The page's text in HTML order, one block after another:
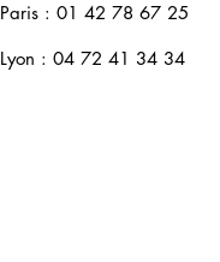
Paris : 01 42 78 67 25
Lyon : 04 72 41 34 34